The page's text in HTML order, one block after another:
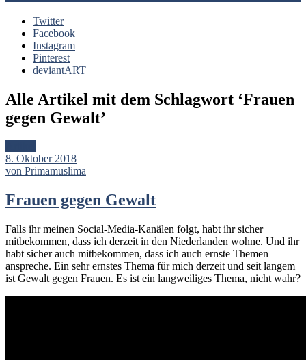
Twitter
Facebook
Instagram
Pinterest
deviantART
Alle Artikel mit dem Schlagwort ‘Frauen
gegen Gewalt’
8. Oktober 2018
von Primamuslima
Frauen gegen Gewalt
Falls ihr meinen Social-Media-Kanälen folgt, habt ihr sicher
mitbekommen, dass ich derzeit in den Niederlanden wohne. Und ihr
habt sicher auch mitbekommen, dass ich auch ernste Themen
anspreche. Ein sehr ernstes Thema für mich derzeit und seit langem
ist Gewalt gegen Frauen. Es ist ein langweiliges Thema, nicht wahr?